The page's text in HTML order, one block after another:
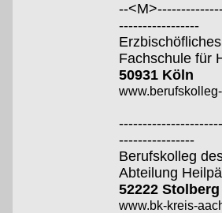
--
-----------------
Fachschule für
50931 Köln
----------------
Berufskolleg
Abteilung
52222 Stolberg
www.bk-kreis-